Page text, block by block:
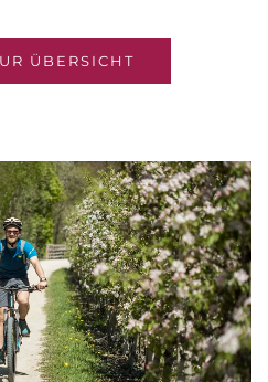
ÜBERSICHT